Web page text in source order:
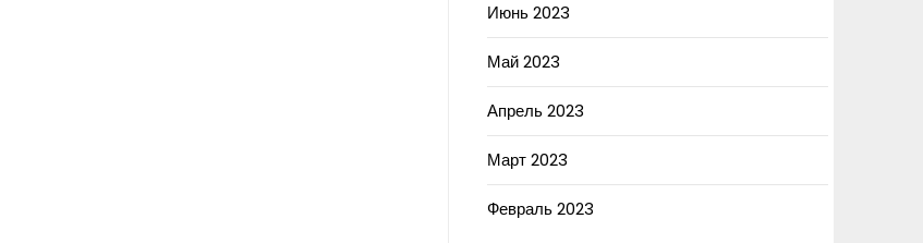
Июнь 2023
Май 2023
Апрель 2023
Март 2023
Февраль 2023